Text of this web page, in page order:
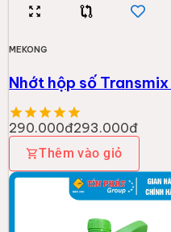
MEKONG
Nhớt hộp số
290.000đ293.000đ
Thêm vào giỏ